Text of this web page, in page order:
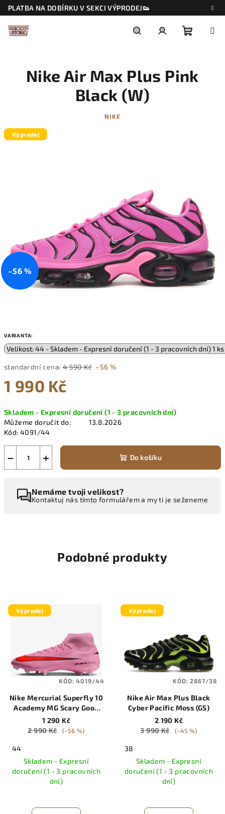
Přejít
na
obsah
PLATBA NA DOBÍRKU V SEKCI VÝPRODEJ👟
košík
VARIANTA:
standardní cena: 4 590 Kč –56 %
1 990 Kč
cena:
Skladem - Expresní doručení (1 - 3 pracovních dní)
Můžeme doručit do:
13.8.2026
Kód: 4091/44
+
− Do košíku
Nemáme tvoji velikost?
Kontaktuj nás tímto formulářem a my ti je seženeme
Nike Air Max Plus Pink
Black (W)
NIKE
Výprodej
–56 %
Podobné produkty
Výprodej
Nike Mercurial Superfly 10
Academy MG Scary Good
Pack
1 290 Kč
2 990 Kč
(–56 %)
44
Skladem - Expresní
doručení (1 - 3 pracovních
dní)
KÓD:4019/44
Výprodej
Nike Air Max Plus Black
Cyber Pacific Moss (GS)
2 190 Kč
3 990 Kč
(–45 %)
38
Skladem - Expresní
doručení (1 - 3 pracovních
dní)
KÓD:2867/38